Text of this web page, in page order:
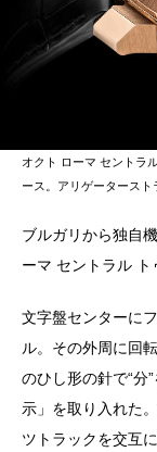
オクト ローマ セントラ
ース。アリゲータースト
ブルガリから独自
ーマ セントラル ト
文字盤センターに
ル。その外周に回
のひし形の針で“分
示」を取り入れた
ツトラックを交互